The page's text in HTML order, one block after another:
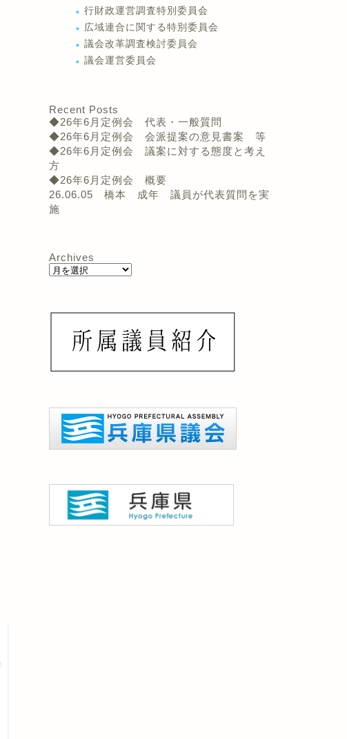
行財政運営調査特別委員会
広域連合に関する特別委員会
議会改革調査検討委員会
議会運営委員会
Recent Posts
◆26年6月定例会 代表・一般質問
◆26年6月定例会 会派提案の意見書案 等
◆26年6月定例会 議案に対する態度と考え
方
◆26年6月定例会 概要
26.06.05 橋本 成年 議員が代表質問を実
施
Archives